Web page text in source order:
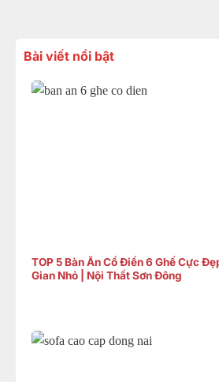
Bài viết nổi bật
TOP 5 Bàn Ăn Cổ Điển 6 Ghế Cực
Gian Nhỏ | Nội Thất Sơn Đông